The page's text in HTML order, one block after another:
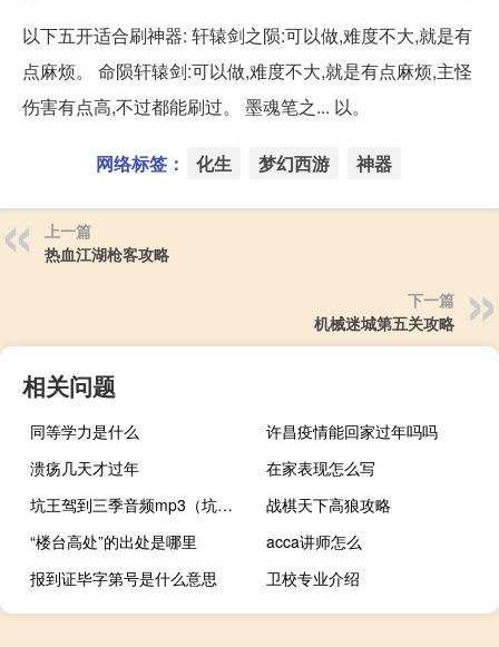
以下五开适合刷神器: 轩辕剑之陨:可以做,难度不大,就是有
点麻烦。 命陨轩辕剑:可以做,难度不大,就是有点麻烦,主怪
伤害有点高,不过都能刷过。 墨魂笔之... 以。
网络标签： 化生 梦幻西游 神器
上一篇
热血江湖枪客攻略
下一篇
机械迷城第五关攻略
相关问题
同等学力是什么
许昌疫情能回家过年吗吗
溃疡几天才过年
在家表现怎么写
坑王驾到三季音频mp3（坑王驾到三季节目表）
战棋天下高狼攻略
“楼台高处”的出处是哪里
acca讲师怎么
报到证毕字第号是什么意思
卫校专业介绍